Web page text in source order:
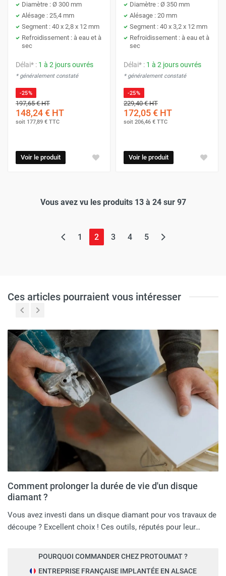
Diamètre : Ø 300 mm
Alésage : 25,4 mm
Segment : 40 x 2,8 x 12 mm
Refroidissement : à eau et à
sec
Délai* : 1 à 2 jours ouvrés
* généralement constaté
-25%
197,65 €HT
148,24 € HT
soit 177,89 € TTC
Voir le produit
Diamètre : Ø 350 mm
Alésage : 20 mm
Segment : 40 x 3,2 x 12 mm
Refroidissement : à eau et à
sec
Délai* : 1 à 2 jours ouvrés
* généralement constaté
-25%
229,40 €HT
172,05 € HT
soit 206,46 € TTC
Voir le produit
Vous avez vu les produits 13 à 24 sur 97
1 2(page actuelle)
3 4 5
Ces articles pourraient vous intéresser
Comment prolonger la durée de vie d'un disque
diamant ?
Vous avez investi dans un disque diamant pour vos travaux de
découpe ? Excellent choix ! Ces outils, réputés pour leur…
POURQUOI COMMANDER CHEZ PROTOUMAT ?
ENTREPRISE FRANÇAISE IMPLANTÉE EN ALSACE